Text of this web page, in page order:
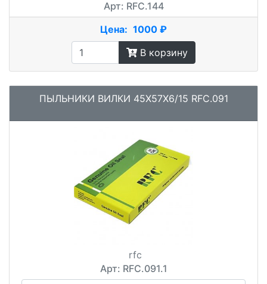
Арт: RFC.144
Цена: 1000 ₽
В корзину
ПЫЛЬНИКИ ВИЛКИ 45X57X6/15 RFC.091
rfc
Арт: RFC.091.1